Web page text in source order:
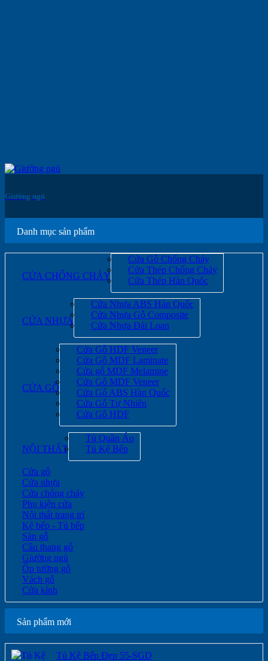
Giường ngủ
Danh mục sản phẩm
CỬA CHỐNG CHÁY
Cửa Gỗ Chống Cháy
Cửa Thép Chống Cháy
Cửa Thép Hàn Quốc
CỬA NHỰA
Cửa Nhựa ABS Hàn Quốc
Cửa Nhựa Gỗ Composite
Cửa Nhựa Đài Loan
CỬA GỖ
Cửa Gỗ HDF Veneer
Cửa Gỗ MDF Laminate
Cửa gỗ MDF Melamine
Cửa Gỗ MDF Veneer
Cửa Gỗ ABS Hàn Quốc
Cửa Gỗ Tự Nhiên
Cửa Gỗ HDF
NỘI THẤT
Tủ Quần Áo
Tủ Kệ Bếp
Cửa gỗ
Cửa nhựa
Cửa chống cháy
Phụ kiện cửa
Nội thất trang trí
Kệ bếp - Tủ bếp
Sàn gỗ
Cầu thang gỗ
Giường ngủ
Ốp tường gỗ
Vách gỗ
Cửa kính
Sản phẩm mới
Tủ Kệ Bếp Đẹp 55-SGD